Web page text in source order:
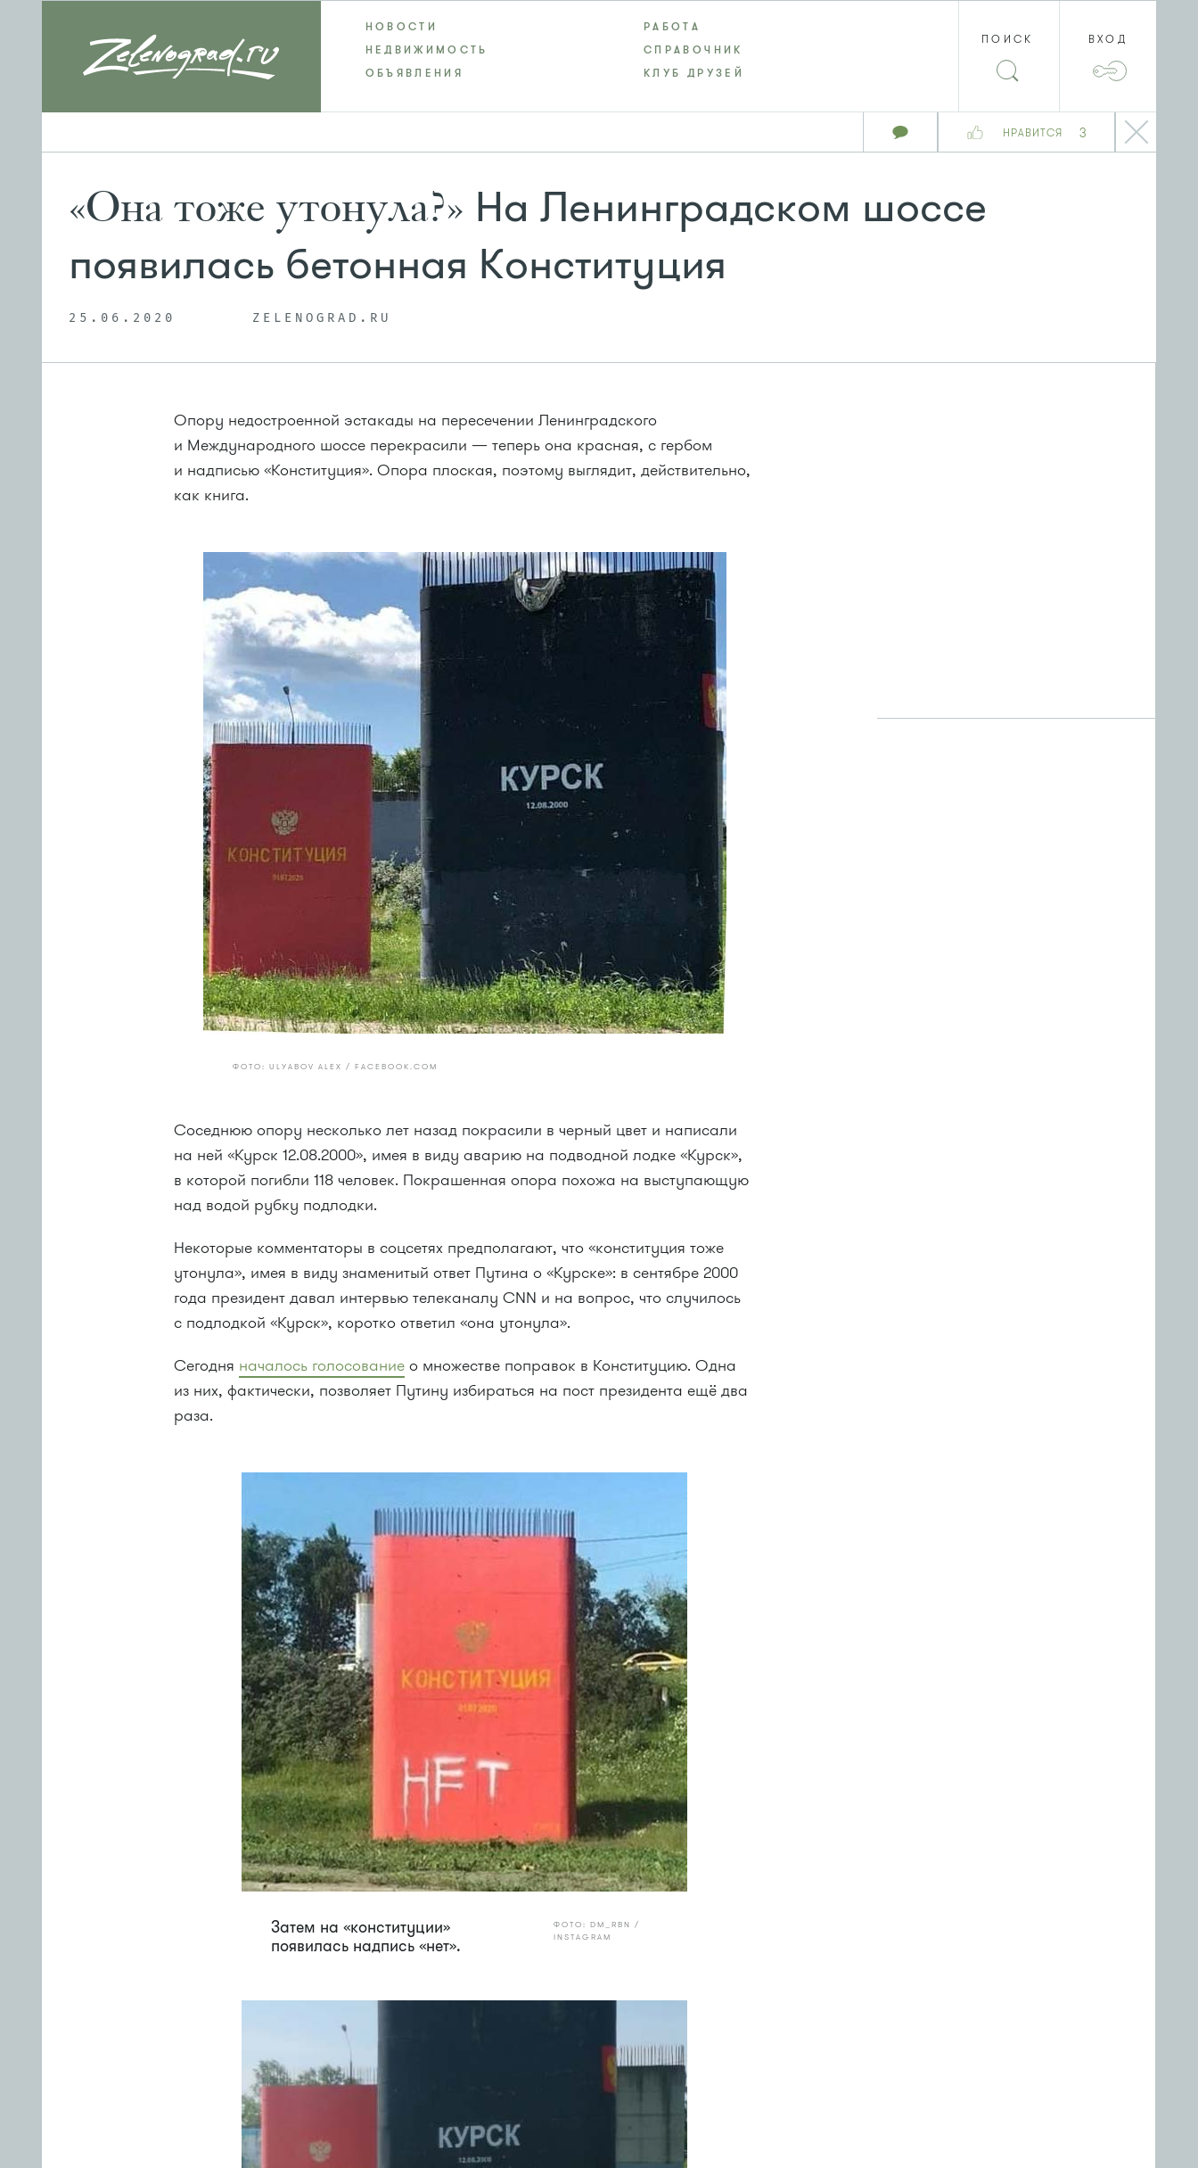
НРАВИТСЯ 3
НОВОСТИ
РАБОТА
НЕДВИЖИМОСТЬ
СПРАВОЧНИК
ОБЪЯВЛЕНИЯ
КЛУБ ДРУЗЕЙ
ПОИСК ВХОД
«Она тоже утонула?» На Ленинградском шоссе
появилась бетонная Конституция
25.06.2020 ZELENOGRAD.RU
Опору недостроенной эстакады на пересечении Ленинградского
и Международного шоссе перекрасили — теперь она красная, с гербом
и надписью «Конституция». Опора плоская, поэтому выглядит, действительно,
как книга.
ФОТО: ULYABOV ALEX / FACEBOOK.COM
Соседнюю опору несколько лет назад покрасили в черный цвет и написали
на ней «Курск 12.08.2000», имея в виду аварию на подводной лодке «Курск»,
в которой погибли 118 человек. Покрашенная опора похожа на выступающую
над водой рубку подлодки.
Некоторые комментаторы в соцсетях предполагают, что «конституция тоже
утонула», имея в виду знаменитый ответ Путина о «Курске»: в сентябре 2000
года президент давал интервью телеканалу CNN и на вопрос, что случилось
с подлодкой «Курск», коротко ответил «она утонула».
Сегодня началось голосование о множестве поправок в Конституцию. Одна
из них, фактически, позволяет Путину избираться на пост президента ещё два
раза.
Затем на «конституции»
появилась надпись «нет».
ФОТО: DM_RBN /
INSTAGRAM